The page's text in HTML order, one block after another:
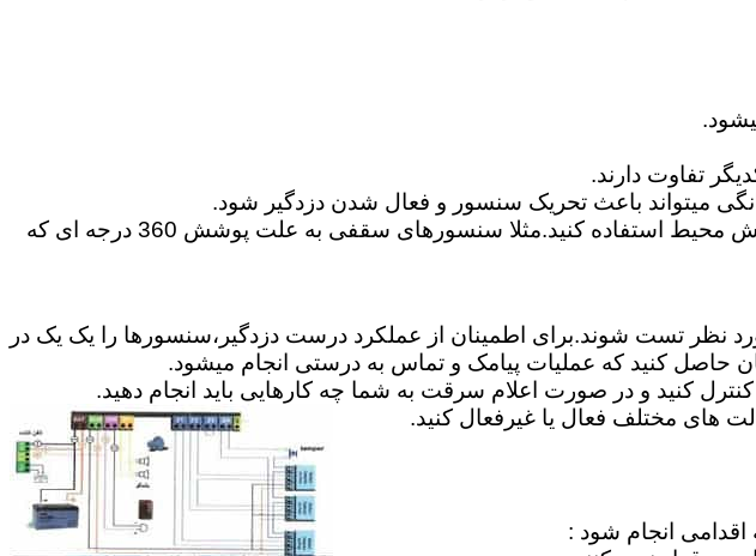
میتواند باعث تحریک سنسور و فعال شدن دزدگیر شود.
6-می توانید گاهی در موارد مخصوص از سنسورهای حرکتی 360 درجه و یا پرده ای برای پوشش محیط استفاده کنید.مثلا سنسورهای سقفی به علت پوشش 360 درجه ای که
نظر تست شوند.برای اطمینان از عملکرد درست دزدگیر،سنسورها را یک یک در
حاصل کنید که عملیات پیامک و تماس به درستی انجام میشود.
کنید و در صورت اعلام سرقت به شما چه کارهایی باید انجام دهید.
مختلف فعال یا غیرفعال کنید.
اقدامی انجام شود :